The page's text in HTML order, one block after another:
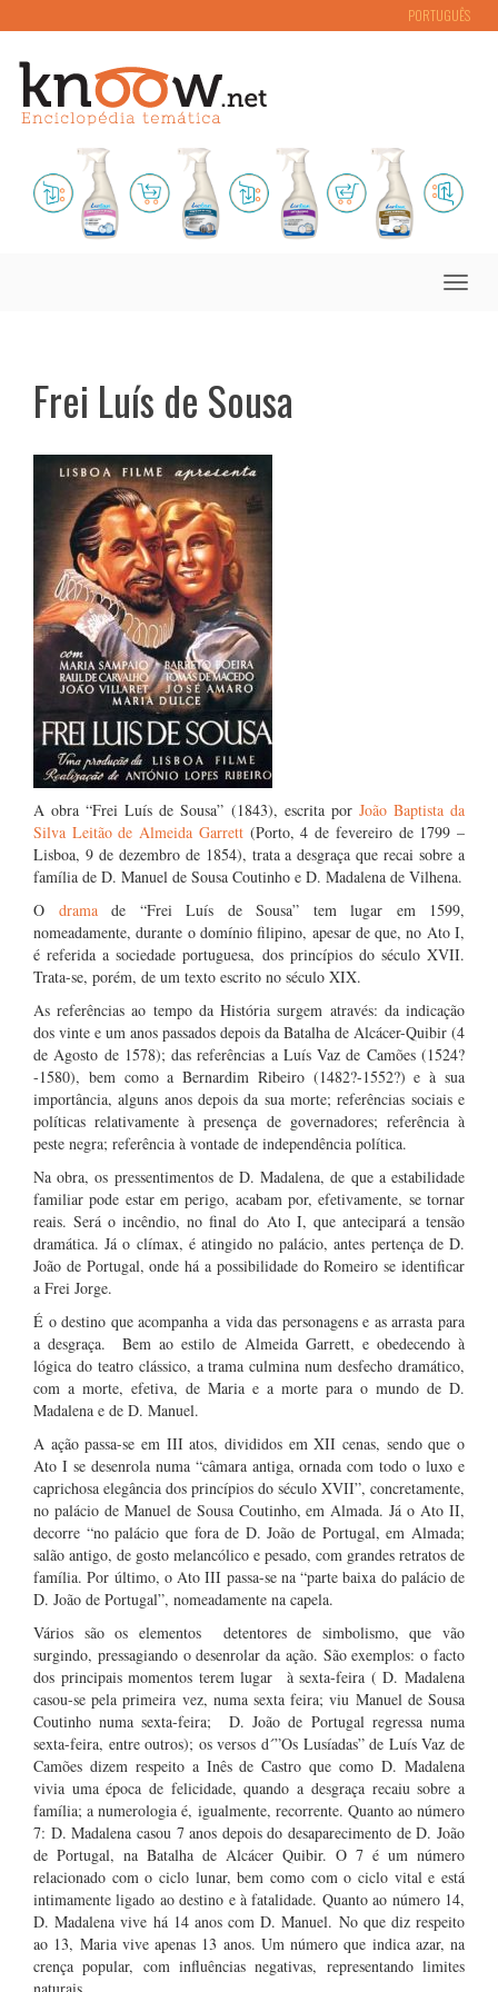
PORTUGUÊS
Toggle
Frei Luís de Sousa
A obra “Frei Luís de Sousa” (1843), escrita por João Baptista da
Silva Leitão de Almeida Garrett(Porto, 4 de fevereiro de 1799 –
Lisboa, 9 de dezembro de 1854), trata a desgraça que recai sobre a
família de D. Manuel de Sousa Coutinho e D. Madalena de Vilhena.
O drama de “Frei Luís de Sousa” tem lugar em 1599,
nomeadamente, durante o domínio filipino, apesar de que, no Ato I,
é referida a sociedade portuguesa, dos princípios do século XVII.
Trata-se, porém, de um texto escrito no século XIX.
As referências ao tempo da História surgem através: da indicação
dos vinte e um anos passados depois da Batalha de Alcácer-Quibir (4
de Agosto de 1578); das referências a Luís Vaz de Camões (1524?
-1580), bem como a Bernardim Ribeiro (1482?-1552?) e à sua
importância, alguns anos depois da sua morte; referências sociais e
políticas relativamente à presença de governadores; referência à
peste negra; referência à vontade de independência política.
Na obra, os pressentimentos de D. Madalena, de que a estabilidade
familiar pode estar em perigo, acabam por, efetivamente, se tornar
reais. Será o incêndio, no final do Ato I, que antecipará a tensão
dramática. Já o clímax, é atingido no palácio, antes pertença de D.
João de Portugal, onde há a possibilidade do Romeiro se identificar
a Frei Jorge.
É o destino que acompanha a vida das personagens e as arrasta para
a desgraça. Bem ao estilo de Almeida Garrett, e obedecendo à
lógica do teatro clássico, a trama culmina num desfecho dramático,
com a morte, efetiva, de Maria e a morte para o mundo de D.
Madalena e de D. Manuel.
A ação passa-se em III atos, divididos em XII cenas, sendo que o
Ato I se desenrola numa “câmara antiga, ornada com todo o luxo e
caprichosa elegância dos princípios do século XVII”, concretamente,
no palácio de Manuel de Sousa Coutinho, em Almada. Já o Ato II,
decorre “no palácio que fora de D. João de Portugal, em Almada;
salão antigo, de gosto melancólico e pesado, com grandes retratos de
família. Por último, o Ato III passa-se na “parte baixa do palácio de
D. João de Portugal”, nomeadamente na capela.
Vários são os elementos detentores de simbolismo, que vão
surgindo, pressagiando o desenrolar da ação. São exemplos: o facto
dos principais momentos terem lugar à sexta-feira ( D. Madalena
casou-se pela primeira vez, numa sexta feira; viu Manuel de Sousa
Coutinho numa sexta-feira; D. João de Portugal regressa numa
sexta-feira, entre outros); os versos d´”Os Lusíadas” de Luís Vaz de
Camões dizem respeito a Inês de Castro que como D. Madalena
vivia uma época de felicidade, quando a desgraça recaiu sobre a
família; a numerologia é, igualmente, recorrente. Quanto ao número
7: D. Madalena casou 7 anos depois do desaparecimento de D. João
de Portugal, na Batalha de Alcácer Quibir. O 7 é um número
relacionado com o ciclo lunar, bem como com o ciclo vital e está
intimamente ligado ao destino e à fatalidade. Quanto ao número 14,
D. Madalena vive há 14 anos com D. Manuel. No que diz respeito
ao 13, Maria vive apenas 13 anos. Um número que indica azar, na
crença popular, com influências negativas, representando limites